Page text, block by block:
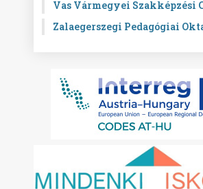
Vas Vármegyei Szakképzési
Zalaegerszegi Pedagógiai